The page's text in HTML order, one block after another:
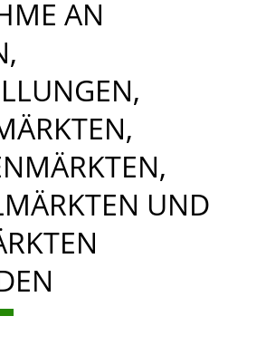
AN
W
S
UND J
A